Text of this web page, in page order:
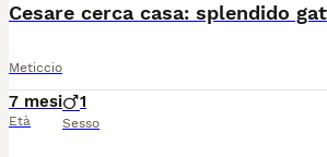
Meticcio
7 mesi
Età
1
Sesso